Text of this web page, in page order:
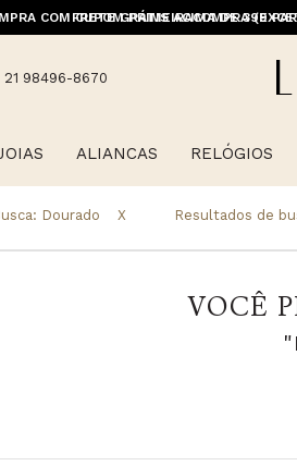
FRETE GRÁTIS ACIMA DE 399
21 98496-8670
ALIANCAS RELÓGIOS
Dourado X Resultados de
VOCÊ